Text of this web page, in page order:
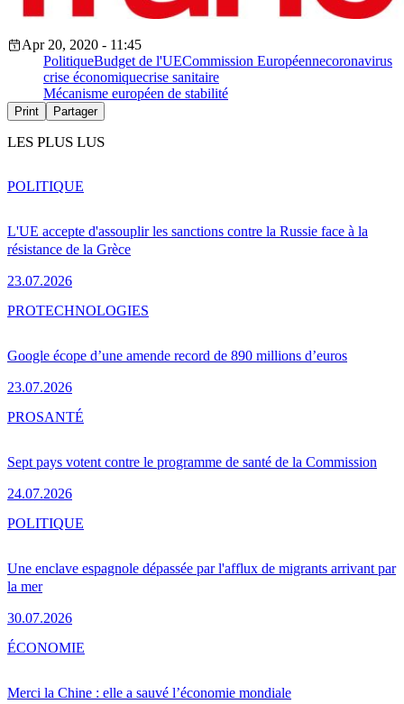
Apr 20, 2020 - 11:45
PolitiqueBudget de l'UECommission Européennecoronavirus
crise économiquecrise sanitaire
Mécanisme européen de stabilité
Print Partager
LES PLUS LUS
L'UE accepte d'assouplir les sanctions contre la Russie face à la
résistance de la Grèce
23.07.2026
POLITIQUE
Google écope d’une amende record de 890 millions d’euros
23.07.2026
PROTECHNOLOGIES
Sept pays votent contre le programme de santé de la Commission
24.07.2026
PROSANTÉ
Une enclave espagnole dépassée par l'afflux de migrants arrivant par
la mer
30.07.2026
POLITIQUE
Merci la Chine : elle a sauvé l’économie mondiale
ÉCONOMIE